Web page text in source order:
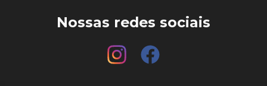
Nossas redes sociais